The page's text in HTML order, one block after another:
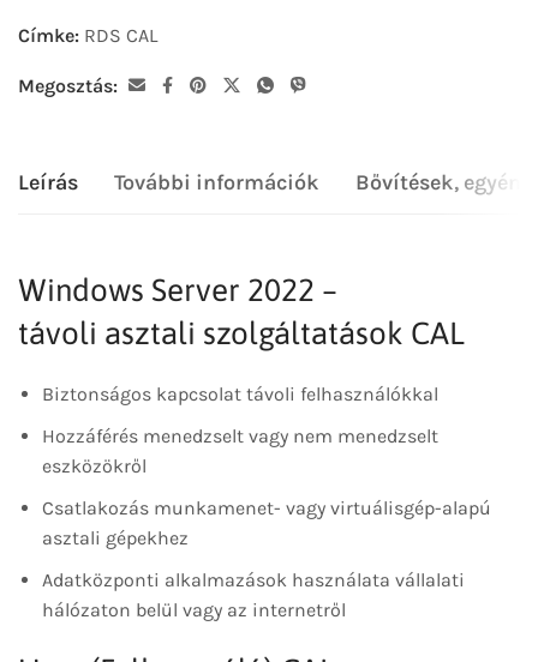
Címke: RDS CAL
Megosztás:
Leírás További információk Bővítések,
Windows Server 2022 –
távoli asztali szolgáltatások CAL
Biztonságos kapcsolat távoli felhasználókkal
Hozzáférés menedzselt vagy nem menedzselt
eszközökről
Csatlakozás munkamenet- vagy virtuálisgép-alapú
asztali gépekhez
Adatközponti alkalmazások használata vállalati
hálózaton belül vagy az internetről